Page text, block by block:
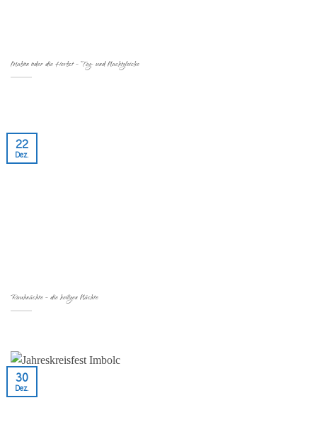
Mabon oder die Herbst – Tag- und Nachtgleiche
Rauhnächte – die heiligen Nächte
22
Dez.
30
Dez.